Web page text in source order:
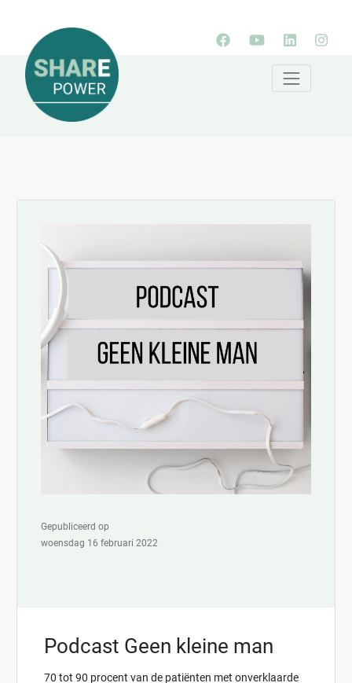
Gepubliceerd op
woensdag 16 februari 2022
Podcast Geen kleine man
70 tot 90 procent van de patiënten met onverklaarde